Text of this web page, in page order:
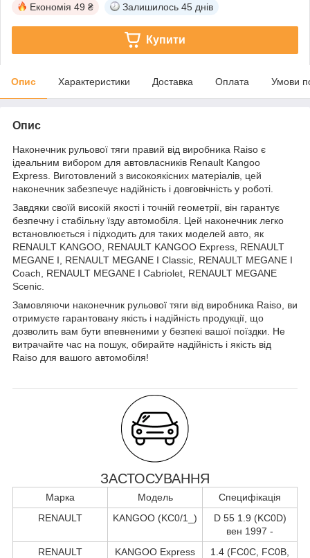
Економія 49 ₴ Залишилось 45 днів
Купити
Опис Характеристики Доставка Оплата Умови
Опис
Наконечник рульової тяги правий від виробника Raiso є
ідеальним вибором для автовласників Renault Kangoo
Express. Виготовлений з високоякісних матеріалів, цей
наконечник забезпечує надійність і довговічність у роботі.
Завдяки своїй високій якості і точній геометрії, він гарантує
безпечну і стабільну їзду автомобіля. Цей наконечник легко
встановлюється і підходить для таких моделей авто, як
RENAULT KANGOO, RENAULT KANGOO Express, RENAULT
MEGANE I, RENAULT MEGANE I Classic, RENAULT MEGANE I
Coach, RENAULT MEGANE I Cabriolet, RENAULT MEGANE
Scenic.
Замовляючи наконечник рульової тяги від виробника Raiso, ви
отримуєте гарантовану якість і надійність продукції, що
дозволить вам бути впевненими у безпекі вашої поїздки. Не
витрачайте час на пошук, обирайте надійність і якість від
Raiso для вашого автомобіля!
ЗАСТОСУВАННЯ
Марка Модель
Специфікація
RENAULT
KANGOO (KC0/1_)
D 55 1.9 (KC0D)
вен 1997 -
RENAULT
KANGOO Express
1.4 (FC0C, FC0B,